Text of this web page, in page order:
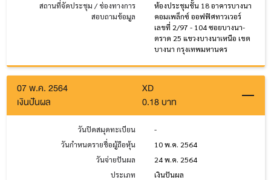
สถานที่จัดประชุม / ช่องทางการ
สอบถามข้อมูล
ห้องประชุมชั้น 18 อาคารบางนา
คอมเพล็กซ์ ออฟฟิศทาวเวอร์
เลขที่ 2/97 - 104 ซอยบางนา-
ตราด 25 แขวงบางนาเหนือ เขต
บางนา กรุงเทพมหานคร
07 พ.ค. 2564
XD
เงินปันผล
0.18 บาท
วันปิดสมุดทะเบียน
-
วันกำหนดรายชื่อผู้ถือหุ้น
10 พ.ค. 2564
วันจ่ายปันผล
24 พ.ค. 2564
ประเภท
เงินปันผล